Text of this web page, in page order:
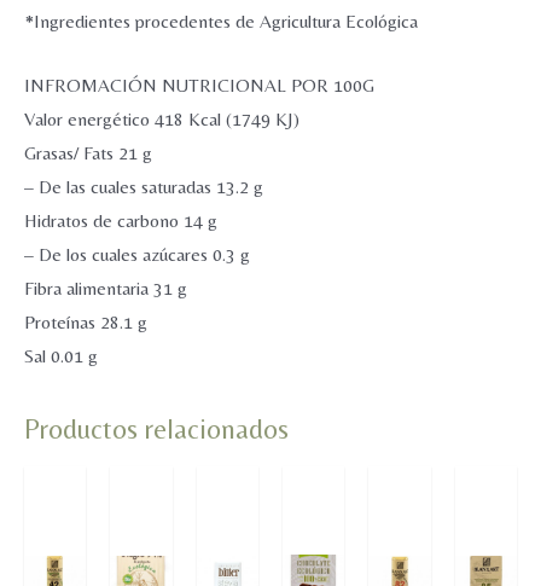
*Ingredientes procedentes de Agricultura Ecológica
INFROMACIÓN NUTRICIONAL POR 100G
Valor energético 418 Kcal (1749 KJ)
Grasas/ Fats 21 g
– De las cuales saturadas 13.2 g
Hidratos de carbono 14 g
– De los cuales azúcares 0.3 g
Fibra alimentaria 31 g
Proteínas 28.1 g
Sal 0.01 g
Productos relacionados